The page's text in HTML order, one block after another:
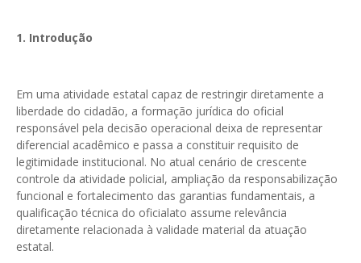
1. Introdução
Em uma atividade estatal capaz de restringir diretamente a
liberdade do cidadão, a formação jurídica do oficial
responsável pela decisão operacional deixa de representar
diferencial acadêmico e passa a constituir requisito de
legitimidade institucional. No atual cenário de crescente
controle da atividade policial, ampliação da responsabilização
funcional e fortalecimento das garantias fundamentais, a
qualificação técnica do oficialato assume relevância
diretamente relacionada à validade material da atuação
estatal.